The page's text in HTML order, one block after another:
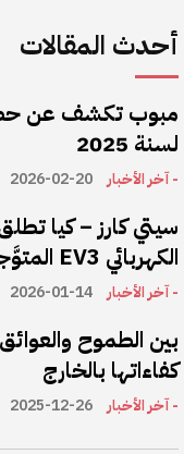
أحدث المقالات
مبوب تكشف عن
لسنة 2025
- آخر الأخبار 2026-02-20
سيتي كارز – كيا
الكهربائي EV3 المتوَّجة بلقب سيارة العام عالميًا
- آخر الأخبار 2026-01-14
بين الطموح
كفاءاتها بالخارج
- آخر الأخبار 2025-12-26